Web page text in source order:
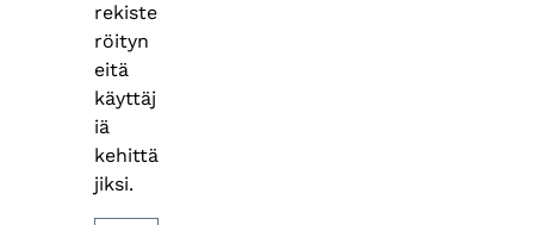
rekiste
röityn
eitä
käyttäj
iä
kehittä
jiksi.